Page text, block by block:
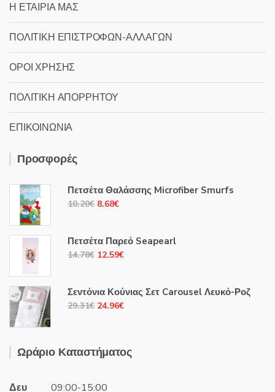
Η ΕΤΑΙΡΙΑ ΜΑΣ
ΠΟΛΙΤΙΚΗ ΕΠΙΣΤΡΟΦΩΝ-ΑΛΛΑΓΩΝ
ΟΡΟΙ ΧΡΗΣΗΣ
ΠΟΛΙΤΙΚΗ ΑΠΟΡΡΗΤΟΥ
ΕΠΙΚΟΙΝΩΝΙΑ
Προσφορές
Πετσέτα Θαλάσσης Microfiber Smurfs
10.20€ Original
10.20€.
8.68€Η
είναι:
8.68€.
Πετσέτα Παρεό Seapearl
14.78€ Original
14.78€.
12.59€Η
είναι:
12.59€.
Σεντόνια Κούνιας Σετ Carousel Λευκό-Ροζ
29.31€ Original
29.31€.
24.96€Η
είναι:
Ωράριο Καταστήματος
Δευ 09:00-15:00